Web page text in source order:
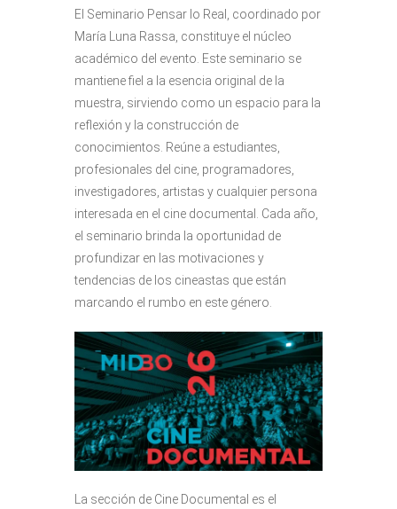
El Seminario Pensar lo Real, coordinado por
María Luna Rassa, constituye el núcleo
académico del evento. Este seminario se
mantiene fiel a la esencia original de la
muestra, sirviendo como un espacio para la
reflexión y la construcción de
conocimientos. Reúne a estudiantes,
profesionales del cine, programadores,
investigadores, artistas y cualquier persona
interesada en el cine documental. Cada año,
el seminario brinda la oportunidad de
profundizar en las motivaciones y
tendencias de los cineastas que están
marcando el rumbo en este género.
La sección de Cine Documental es el